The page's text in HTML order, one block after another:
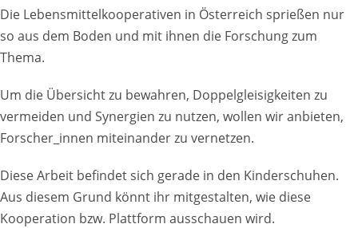
Die Lebensmittelkooperativen in Österreich sprießen nur
so aus dem Boden und mit ihnen die Forschung zum
Thema.
Um die Übersicht zu bewahren, Doppelgleisigkeiten zu
vermeiden und Synergien zu nutzen, wollen wir anbieten,
Forscher_innen miteinander zu vernetzen.
Diese Arbeit befindet sich gerade in den Kinderschuhen.
Aus diesem Grund könnt ihr mitgestalten, wie diese
Kooperation bzw. Plattform ausschauen wird.